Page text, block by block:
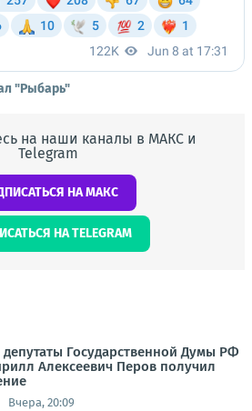
"Рыбарь"
на наши каналы в МАКС и
Telegram
НА МАКС
НА TELEGRAM
депутаты Государственной Думы РФ
Алексеевич Перов получил
Вчера, 20:09